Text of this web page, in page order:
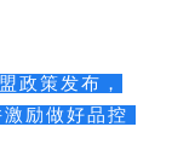
政策发布，
励做好品控